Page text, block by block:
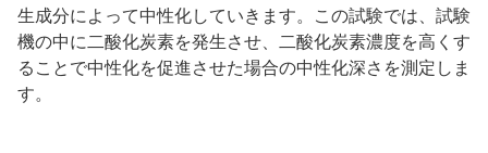
生成分によって中性化していきます。この試験では、試験
機の中に二酸化炭素を発生させ、二酸化炭素濃度を高くす
ることで中性化を促進させた場合の中性化深さを測定しま
す。